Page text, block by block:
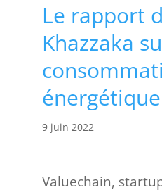
Le rapport
Khazzaka
9 juin 2022
Valuechain,